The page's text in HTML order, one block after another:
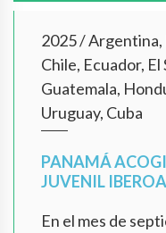
2025/Argentina,
Chile, Ecuador, El
Guatemala,
Uruguay, Cuba
PANAMÁ
JUVENIL
En el mes de